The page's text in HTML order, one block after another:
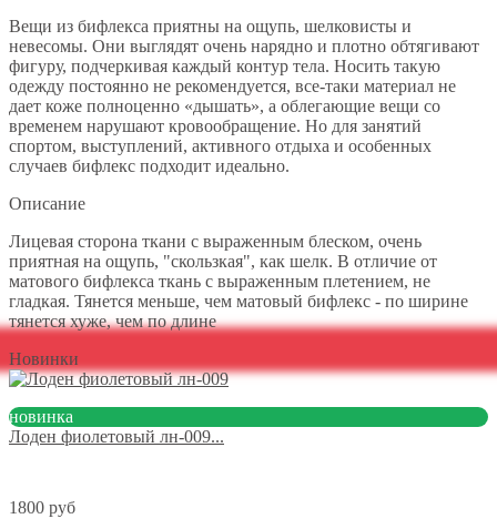
Вещи из бифлекса приятны на ощупь, шелковисты и
невесомы. Они выглядят очень нарядно и плотно обтягивают
фигуру, подчеркивая каждый контур тела. Носить такую
одежду постоянно не рекомендуется, все-таки материал не
дает коже полноценно «дышать», а облегающие вещи со
временем нарушают кровообращение. Но для занятий
спортом, выступлений, активного отдыха и особенных
случаев бифлекс подходит идеально.
Описание
Лицевая сторона ткани с выраженным блеском, очень
приятная на ощупь, "скользкая", как шелк. В отличие от
матового бифлекса ткань с выраженным плетением, не
гладкая. Тянется меньше, чем матовый бифлекс - по ширине
тянется хуже, чем по длине
Новинки
новинка
Лоден фиолетовый лн-009...
1800 руб